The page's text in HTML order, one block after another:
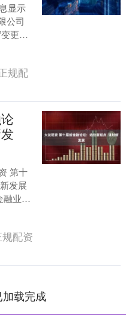
显示
公司
更
数据
规配
第十
发展
业高
望智
配资
载完成